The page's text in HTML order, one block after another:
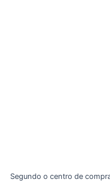
Segundo o centro de